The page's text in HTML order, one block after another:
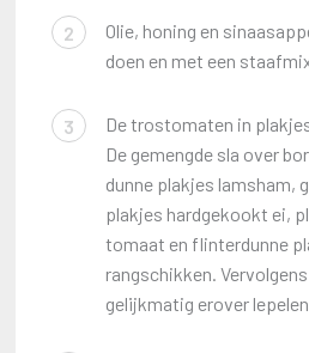
2
Olie, honing en
doen en met een
3
De trostomaten in
De gemengde sla over
dunne plakjes lamsham,
plakjes hardgekookt ei,
tomaat en flinterdunne
rangschikken.
gelijkmatig erover lepelen.